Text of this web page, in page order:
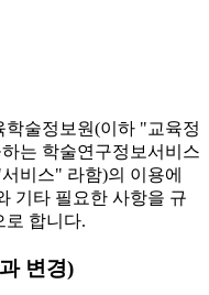
학술정보원(이하 "교육정
는 학술연구정보서비스
비스" 라함)의 이용에
기타 필요한 사항을 규
로 합니다.
변경)